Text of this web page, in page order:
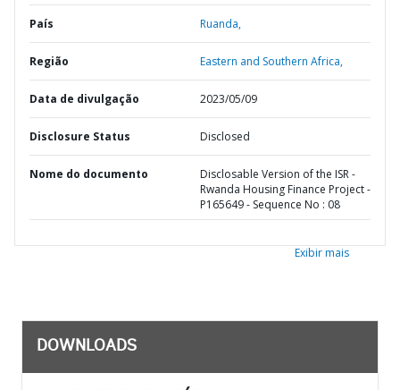
País Ruanda,
Região Eastern and Southern Africa,
Data de divulgação 2023/05/09
Disclosure Status Disclosed
Nome do documento
Disclosable Version of the ISR -
Rwanda Housing Finance Project -
P165649 - Sequence No : 08
Exibir mais
DOWNLOADS